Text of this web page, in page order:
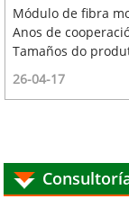
Módulo de fibra
Anos de
Tamaños do
26-04-17